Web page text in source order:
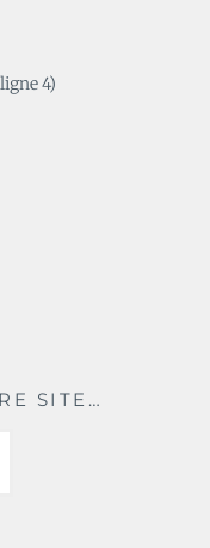
4)
SITE…